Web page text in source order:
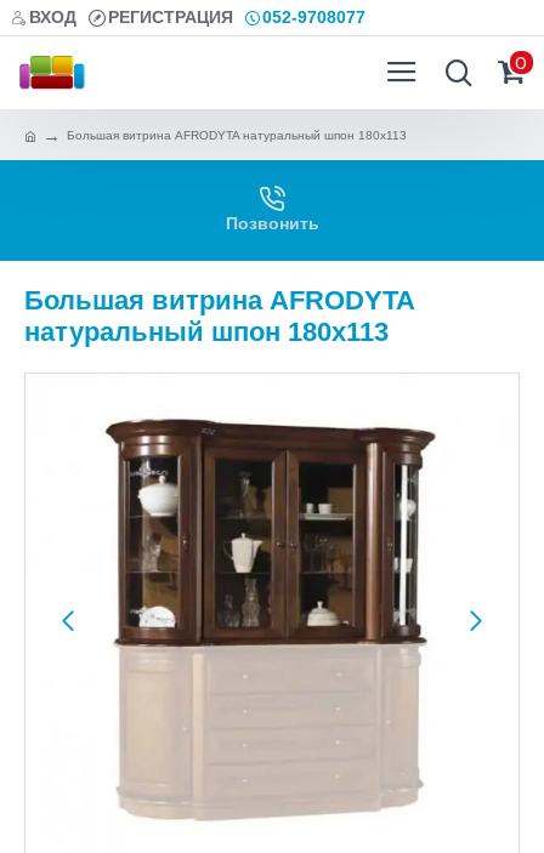
ВХОД РЕГИСТРАЦИЯ 052-9708077
0
Большая витрина AFRODYTA натуральный шпон 180х113
Позвонить
Большая витрина AFRODYTA
натуральный шпон 180х113